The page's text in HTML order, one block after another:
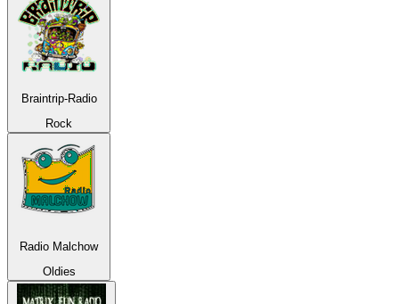
Braintrip-Radio
Rock
Radio Malchow
Oldies